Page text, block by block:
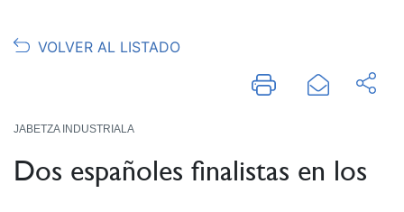
VOLVER AL LISTADO
JABETZA INDUSTRIALA
Dos españoles finalistas en los